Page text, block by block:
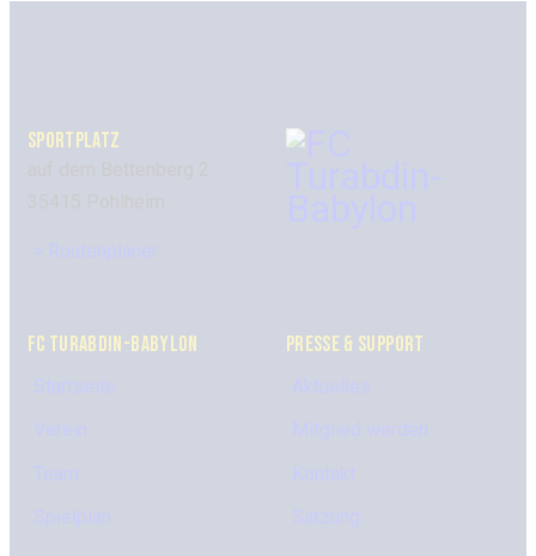
SPORTPLATZ
> Routenplaner
FC TURABDIN-BABYLON
Startseite
Verein
Team
Spielplan
PRESSE & SUPPORT
Aktuelles
Mitglied werden
Kontakt
Satzung